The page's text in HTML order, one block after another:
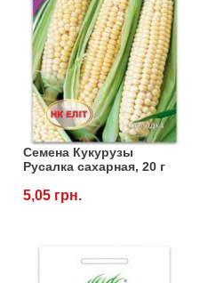
Семена Кукурузы
Русалка сахарная, 20 г
5,05 грн.